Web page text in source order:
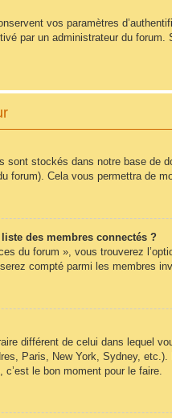
vos paramètres
par un administrateur du
stockés dans notre base de
forum). Cela vous permettra de
des membres connectés ?
du forum », vous trouverez
compté parmi les membres
différent de celui dans lequel
Paris, New York, Sydney,
le bon moment pour le faire.